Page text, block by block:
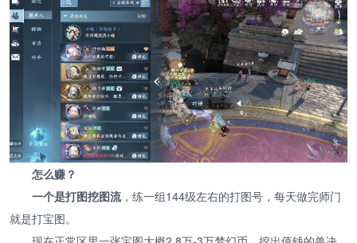
怎么赚？
一个是打图挖图流，练一组144级左右的打图号，每天做完师门
就是打宝图。